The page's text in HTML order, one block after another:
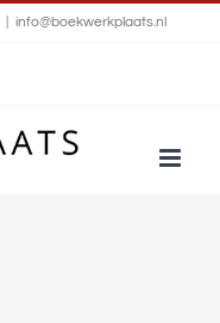
info@boekwerkplaats.nl